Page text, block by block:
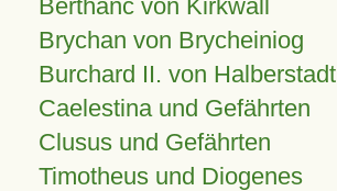
Berthanc von Kirkwall
Brychan von Brycheiniog
Burchard II. von Halberstadt
Caelestina und Gefährten
Clusus und Gefährten
Timotheus und Diogenes